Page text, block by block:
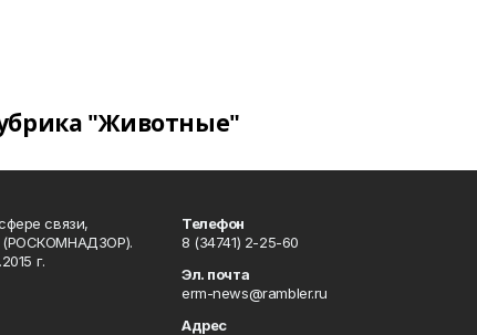
"Животные"
связи,
(РОСКОМНАДЗОР).
г.
Телефон
8 (34741) 2-25-60
Эл. почта
erm-news@rambler.ru
Адрес